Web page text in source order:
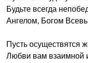
Будьте всегда
Ангелом, Богом
Пусть осуществятся
Любви вам взаимной